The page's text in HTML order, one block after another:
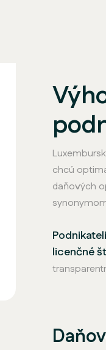
chcú
daňových
licenčné